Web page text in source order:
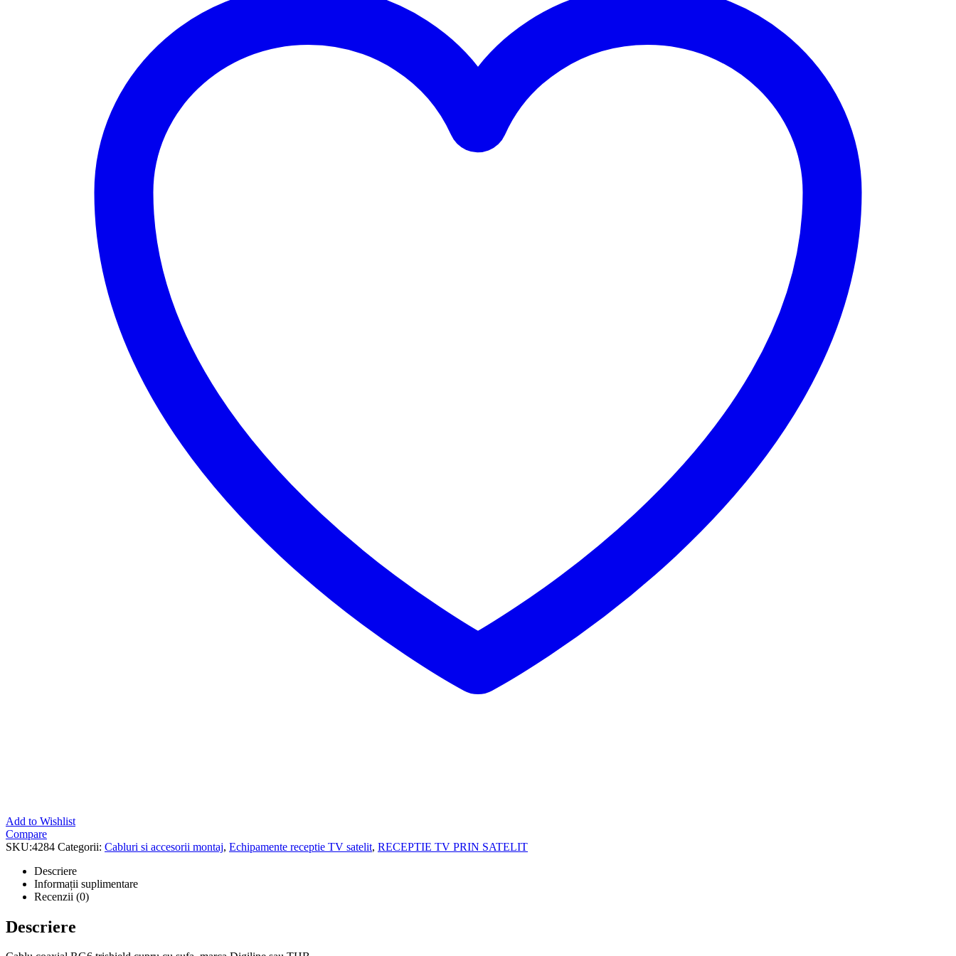
Add to Wishlist
Compare
SKU:4284 Categorii: Cabluri si accesorii montaj, Echipamente receptie TV satelit, RECEPTIE TV PRIN SATELIT
Descriere
Informații suplimentare
Recenzii (0)
Descriere